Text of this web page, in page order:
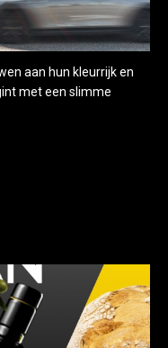
aan hun kleurrijk en
met een slimme